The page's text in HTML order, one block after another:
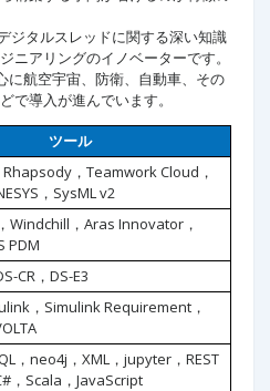
ジタルスレッドに関する深い知識
ニアリングのイノベーターです。
に航空宇宙、防衛、自動車、その
で導入が進んでいます。
ツール
，Teamwork Cloud，
，SysML v2
Windchill，Aras Innovator，
PDM
CR，DS-E3
，Simulink Requirement，
，neo4j，XML，jupyter，REST
，Scala，JavaScript